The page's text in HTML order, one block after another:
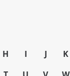
H I J
K